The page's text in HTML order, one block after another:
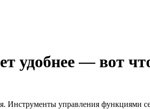
удобнее — вот
управления функциями